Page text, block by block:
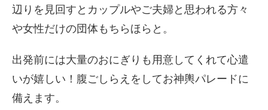
辺りを見回すとカップルやご夫婦と思われる方々
や女性だけの団体もちらほらと。
出発前には大量のおにぎりも用意してくれて心遣
いが嬉しい！ 腹ごしらえをしてお神輿パレードに
備えます。